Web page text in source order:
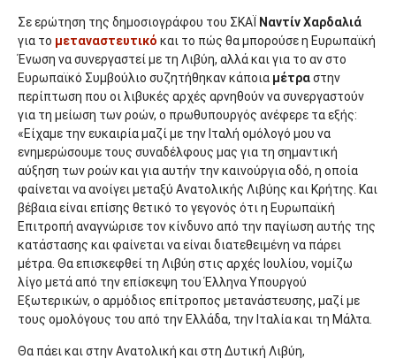
Σε ερώτηση της δημοσιογράφου του ΣΚΑΪ
Ναντίν Χαρδαλιά
για το μεταναστευτικό και το πώς θα μπορούσε η Ευρωπαϊκή
Ένωση να συνεργαστεί με τη Λιβύη, αλλά και για το αν στο
Ευρωπαϊκό Συμβούλιο συζητήθηκαν κάποια μέτραστην
περίπτωση που οι λιβυκές αρχές αρνηθούν να συνεργαστούν
για τη μείωση των ροών, ο πρωθυπουργός ανέφερε τα εξής:
«Είχαμε την ευκαιρία μαζί με την Ιταλή ομόλογό μου να
ενημερώσουμε τους συναδέλφους μας για τη σημαντική
αύξηση των ροών και για αυτήν την καινούργια οδό, η οποία
φαίνεται να ανοίγει μεταξύ Ανατολικής Λιβύης και Κρήτης. Και
βέβαια είναι επίσης θετικό το γεγονός ότι η Ευρωπαϊκή
Επιτροπή αναγνώρισε τον κίνδυνο από την παγίωση αυτής της
κατάστασης και φαίνεται να είναι διατεθειμένη να πάρει
μέτρα. Θα επισκεφθεί τη Λιβύη στις αρχές Ιουλίου, νομίζω
λίγο μετά από την επίσκεψη του Έλληνα Υπουργού
Εξωτερικών, ο αρμόδιος επίτροπος μετανάστευσης, μαζί με
τους ομολόγους του από την Ελλάδα, την Ιταλία και τη Μάλτα.
Θα πάει και στην Ανατολική και στη Δυτική Λιβύη,